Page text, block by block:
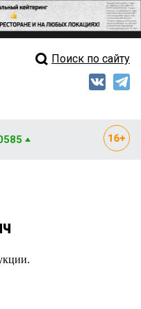
Свежий выпускПоиск по сайту